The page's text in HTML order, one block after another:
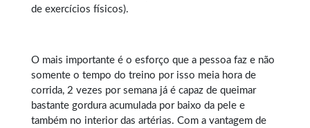
de exercícios físicos).
O mais importante é o esforço que a pessoa faz e não
somente o tempo do treino por isso meia hora de
corrida, 2 vezes por semana já é capaz de queimar
bastante gordura acumulada por baixo da pele e
também no interior das artérias. Com a vantagem de